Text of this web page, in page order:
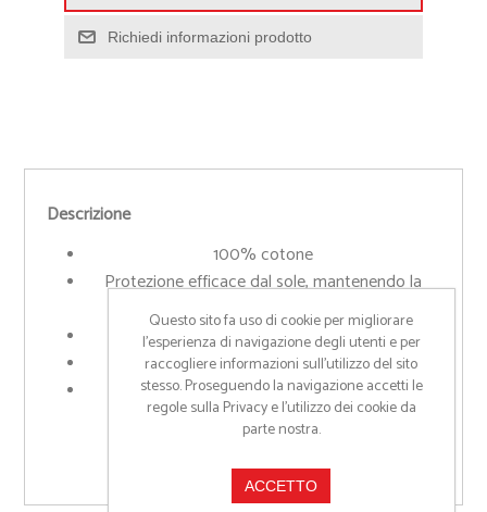
Richiedi informazioni prodotto
Descrizione
100% cotone
Protezione efficace dal sole, mantenendo la
testa fresca e asciutta
Leggero e resistente
Taglia Unica
Disponibile nelle colorazioni: Bianco, Beige,
Rosso, Blu navy, Verde Militare, Nero
Questo sito fa uso di cookie per migliorare
l’esperienza di navigazione degli utenti e per
raccogliere informazioni sull’utilizzo del sito
stesso. Proseguendo la navigazione accetti le
regole sulla Privacy e l'utilizzo dei cookie da
parte nostra.
ACCETTO